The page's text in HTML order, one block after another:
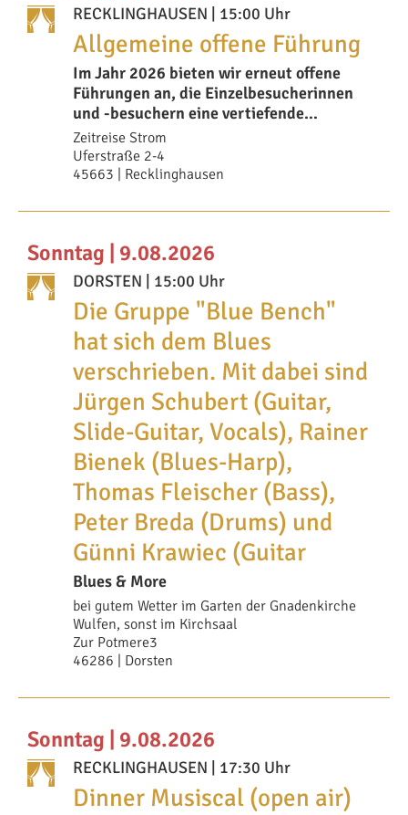
RECKLINGHAUSEN | 15:00 Uhr
Allgemeine offene Führung
Im Jahr 2026 bieten wir erneut offene
Führungen an, die Einzelbesucherinnen
und -besuchern eine vertiefende
Auseinandersetzu
Zeitreise Strom
Uferstraße 2-4
45663 | Recklinghausen
Sonntag | 9.08.2026
DORSTEN | 15:00 Uhr
Die Gruppe "Blue Bench"
hat sich dem Blues
verschrieben. Mit dabei sind
Jürgen Schubert (Guitar,
Slide-Guitar, Vocals), Rainer
Bienek (Blues-Harp),
Thomas Fleischer (Bass),
Peter Breda (Drums) und
Günni Krawiec (Guitar
Blues & More
bei gutem Wetter im Garten der Gnadenkirche
Wulfen, sonst im Kirchsaal
Zur Potmere3
46286 | Dorsten
Sonntag | 9.08.2026
RECKLINGHAUSEN | 17:30 Uhr
Dinner Musiscal (open air)